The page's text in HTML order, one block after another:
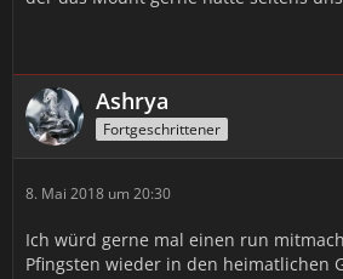
Ashrya
Fortgeschrittener
8. Mai 2018 um 20:30
Ich würd gerne mal einen run
Pfingsten wieder in den heimatlichen